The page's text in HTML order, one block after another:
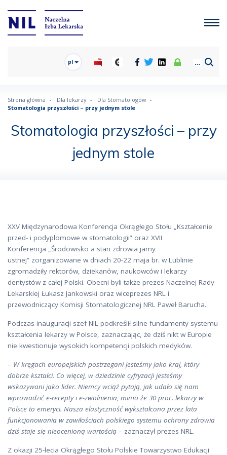
pl
Strona główna Dla lekarzy
Dla Stomatologów
Stomatologia przyszłości – przy jednym stole
Stomatologia przyszłości – przy
jednym stole
XXV Międzynarodowa Konferencja Okrągłego Stołu „Kształcenie
przed- i podyplomowe w stomatologii” oraz XVII
Konferencja „Środowisko a stan zdrowia jamy
ustnej” zorganizowane w dniach 20-22 maja br. w Lublinie
zgromadziły rektorów, dziekanów, naukowców i lekarzy
dentystów z całej Polski. Obecni byli także prezes Naczelnej Rady
Lekarskiej Łukasz Jankowski oraz wiceprezes NRL i
przewodniczący Komisji Stomatologicznej NRL Paweł Barucha.
Podczas inauguracji szef NIL podkreślił silne fundamenty systemu
kształcenia lekarzy w Polsce, zaznaczając, że dziś nikt w Europie
nie kwestionuje wysokich kompetencji polskich medyków.
– W kręgach europejskich postrzegani jesteśmy jako kraj, który
dobrze kształci. Co więcej, w dziedzinie cyfryzacji jesteśmy
wskazywani jako lider. Niemcy wciąż pytają, jak udało się nam
wprowadzić e-recepty i e-zwolnienia, mimo że 30 proc. lekarzy w
Polsce to emeryci. Nasza elastyczność wykształcona przez lata
funkcjonowania w zawiłościach polskiego systemu ochrony zdrowia
dziś staje się nieocenioną wartością – zaznaczył prezes NRL.
Z okazji 25-lecia Okrągłego Stołu Polskie Towarzystwo Edukacji